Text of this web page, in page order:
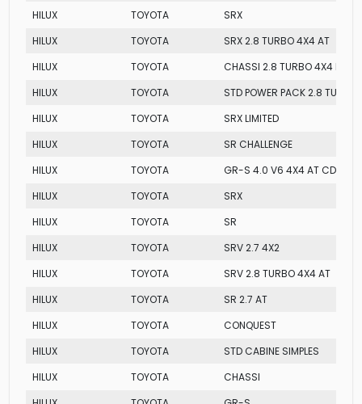
HILUX
TOYOTA
SRX
HILUX
TOYOTA
SRX 2.8 TURBO 4X4 AT
HILUX
TOYOTA
CHASSI 2.8 TURBO 4X4 MT
HILUX
TOYOTA
STD POWER PACK 2.8
HILUX
TOYOTA
SRX LIMITED
HILUX
TOYOTA
SR CHALLENGE
HILUX
TOYOTA
GR-S 4.0 V6 4X4 AT CD
HILUX
TOYOTA
SRX
HILUX
TOYOTA
SR
HILUX
TOYOTA
SRV 2.7 4X2
HILUX
TOYOTA
SRV 2.8 TURBO 4X4 AT
HILUX
TOYOTA
SR 2.7 AT
HILUX
TOYOTA
CONQUEST
HILUX
TOYOTA
STD CABINE SIMPLES
HILUX
TOYOTA
CHASSI